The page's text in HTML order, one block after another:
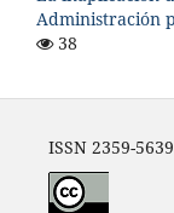
Administración
38
ISSN 2359-5639